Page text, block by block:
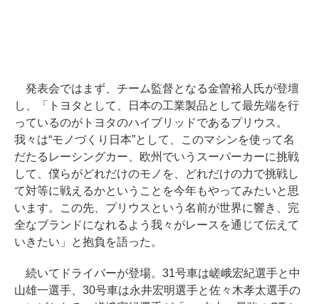
発表会ではまず、チーム監督となる金曽裕人氏が登壇
し、「トヨタとして、日本の工業製品として最先端を行
っているのがトヨタのハイブリッドであるプリウス。
我々は“モノづくり日本”として、このマシンを使って名
だたるレーシングカー、欧州でいうスーパーカーに挑戦
して、僕らがどれだけのモノを、どれだけの力で挑戦し
て対等に戦えるかということを今年もやってみたいと思
います。この先、プリウスという名前が世界に響き、完
全なブランドになれるよう我々がレースを通じて伝えて
いきたい」と抱負を語った。
続いてドライバーが登場。31号車は嵯峨宏紀選手と中
山雄一選手、30号車は永井宏明選手と佐々木孝太選手の